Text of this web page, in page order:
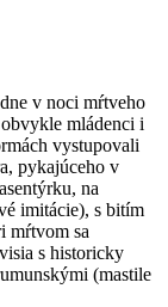
v noci mŕtveho
mládenci i
vystupovali
pykajúceho v
na
imitácie), s bitím
mŕtvom sa
s historicky
(mastile